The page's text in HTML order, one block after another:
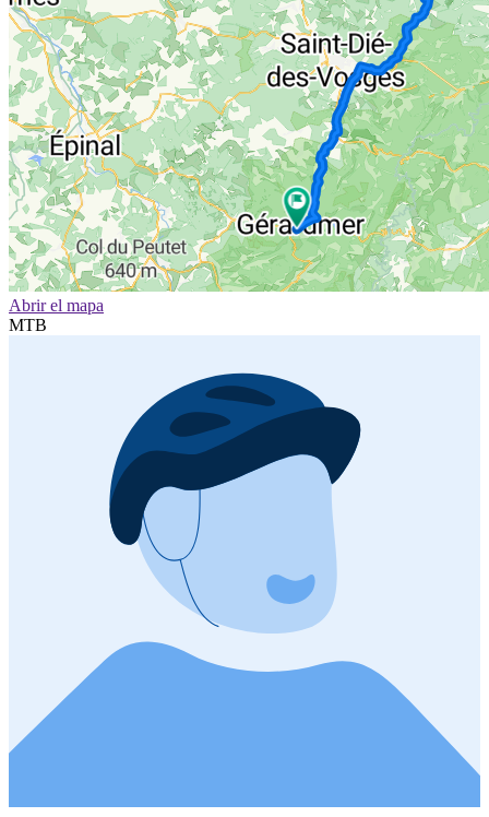
Abrir el mapa
MTB